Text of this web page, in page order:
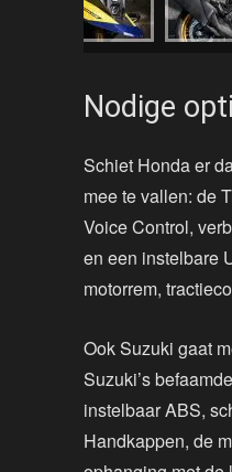
Nodige
Schiet Honda er
mee te vallen: de
Voice Control,
en een instelbare
motorrem,
Ook Suzuki gaat
Suzuki’s
instelbaar ABS,
Handkappen, de